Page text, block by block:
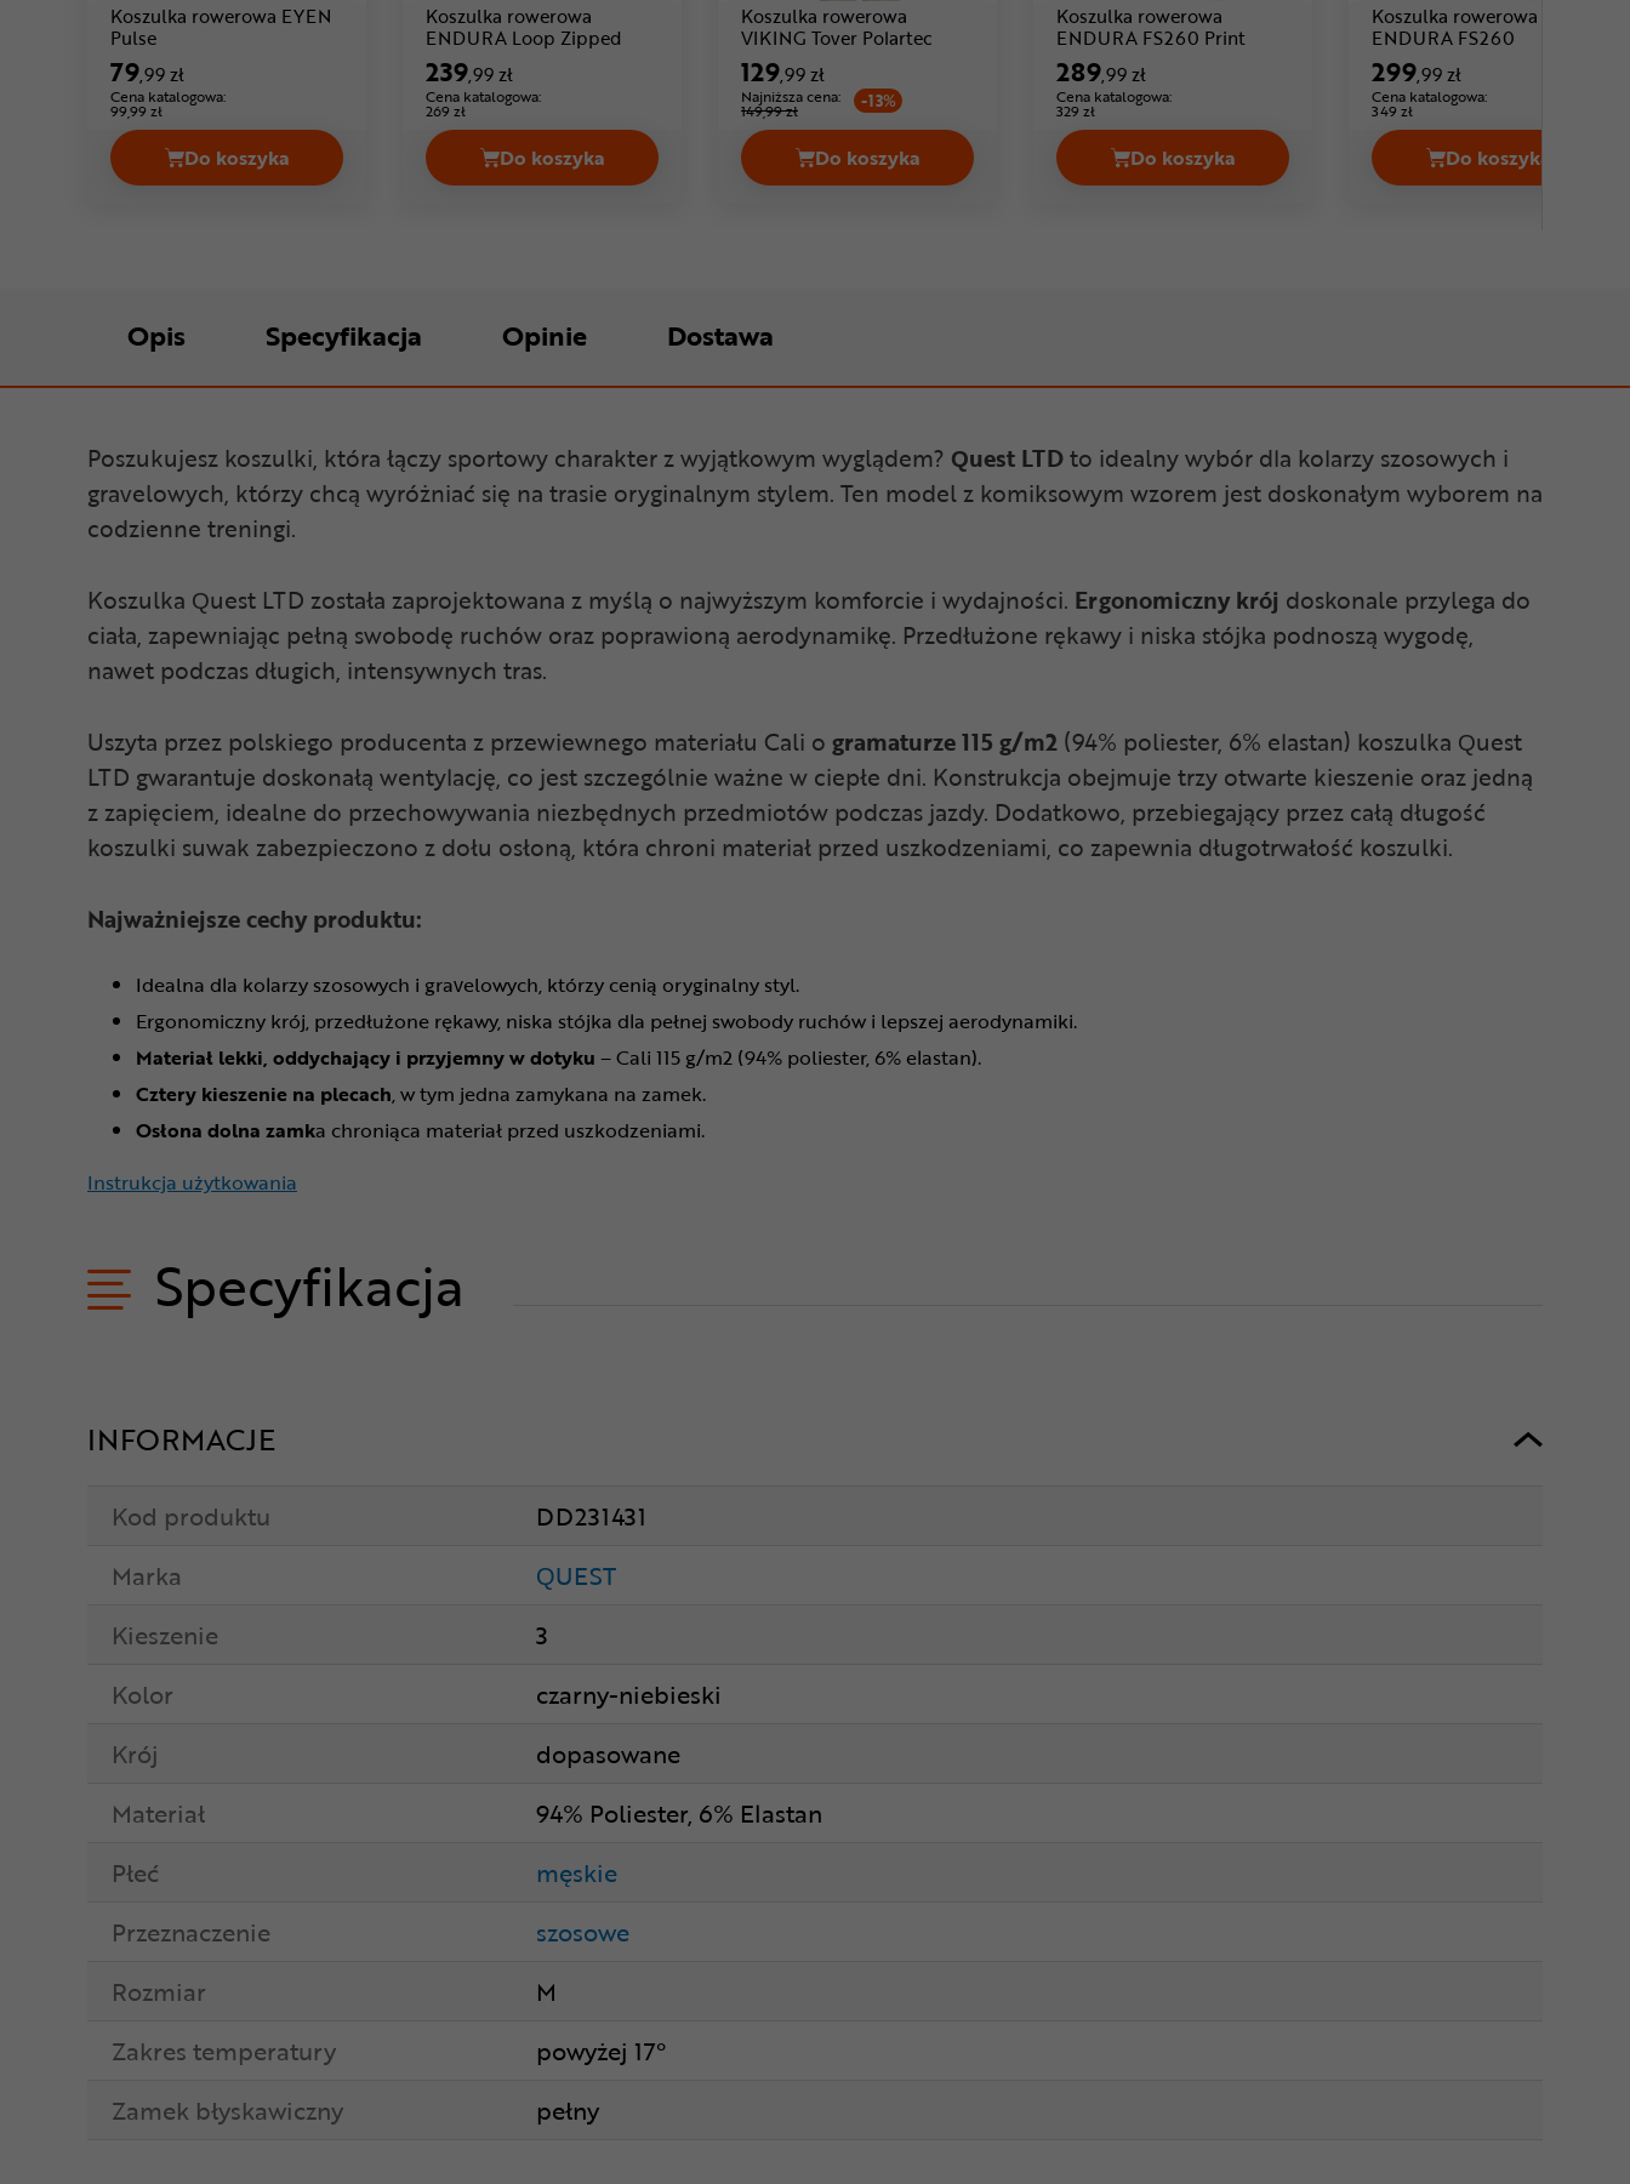
Koszulka rowerowa EYEN
PulseCena: 79 ,99 zł
79,99 zł
Cena katalogowa:
99,99 zł
Do koszyka
Koszulka rowerowa EYEN Pulse Cena 79,99 zł
Koszulka rowerowa
ENDURA Loop Zipped
Cena: 239 ,99 zł
239,99 zł
Cena katalogowa:
269 zł
Do koszyka
Koszulka rowerowa ENDURA Loop Zipped Cena 239,99 zł
Koszulka rowerowa
VIKING Tover Polartec
Cena: 129 ,99 zł
129,99 zł
Najniższa cena:
149,99 zł -13%
Do koszyka
Koszulka rowerowa VIKING Tover Polartec Cena 129,99 zł
Koszulka rowerowa
ENDURA FS260 Print
Cena: 289 ,99 zł
289,99 zł
Cena katalogowa:
329 zł
Do koszyka
Koszulka rowerowa ENDURA FS260 Print Cena
Koszulka rowerowa
ENDURA FS260
299,99 zł
Cena katalogowa:
349 zł
Do koszyka
Koszulka
Opis Specyfikacja Opinie Dostawa
Poszukujesz koszulki, która łączy sportowy charakter z wyjątkowym wyglądem? Quest LTDto idealny wybór dla kolarzy szosowych i
gravelowych, którzy chcą wyróżniać się na trasie oryginalnym stylem. Ten model z komiksowym wzorem jest doskonałym wyborem na
codzienne treningi.
Koszulka Quest LTD została zaprojektowana z myślą o najwyższym komforcie i wydajności. Ergonomiczny krój doskonale przylega do
ciała, zapewniając pełną swobodę ruchów oraz poprawioną aerodynamikę. Przedłużone rękawy i niska stójka podnoszą wygodę,
nawet podczas długich, intensywnych tras.
Uszyta przez polskiego producenta z przewiewnego materiału Cali o gramaturze 115 g/m2 (94% poliester, 6% elastan) koszulka Quest
LTD gwarantuje doskonałą wentylację, co jest szczególnie ważne w ciepłe dni. Konstrukcja obejmuje trzy otwarte kieszenie oraz jedną
z zapięciem, idealne do przechowywania niezbędnych przedmiotów podczas jazdy. Dodatkowo, przebiegający przez całą długość
koszulki suwak zabezpieczono z dołu osłoną, która chroni materiał przed uszkodzeniami, co zapewnia długotrwałość koszulki.
Najważniejsze cechy produktu:
Idealna dla kolarzy szosowych i gravelowych, którzy cenią oryginalny styl.
Ergonomiczny krój, przedłużone rękawy, niska stójka dla pełnej swobody ruchów i lepszej aerodynamiki.
Materiał lekki, oddychający i przyjemny w dotyku – Cali 115 g/m2 (94% poliester, 6% elastan).
Cztery kieszenie na plecach, w tym jedna zamykana na zamek.
Osłona dolna zamka chroniąca materiał przed uszkodzeniami.
Instrukcja użytkowania
Specyfikacja
INFORMACJE
Kod produktu
DD231431
Marka
QUEST
Kieszenie
3
Kolor
czarny-niebieski
Krój
dopasowane
Materiał
94% Poliester, 6% Elastan
Płeć
męskie
Przeznaczenie
szosowe
Rozmiar
M
Zakres temperatury
powyżej 17°
Zamek błyskawiczny
pełny